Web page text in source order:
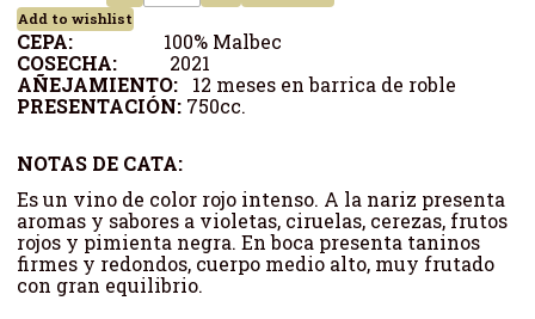
Add to wishlist
CEPA: 100% Malbec
COSECHA: 2021
AÑEJAMIENTO: 12 meses en barrica de roble
PRESENTACIÓN: 750cc.
NOTAS DE CATA:
Es un vino de color rojo intenso. A la nariz presenta
aromas y sabores a violetas, ciruelas, cerezas, frutos
rojos y pimienta negra. En boca presenta taninos
firmes y redondos, cuerpo medio alto, muy frutado
con gran equilibrio.